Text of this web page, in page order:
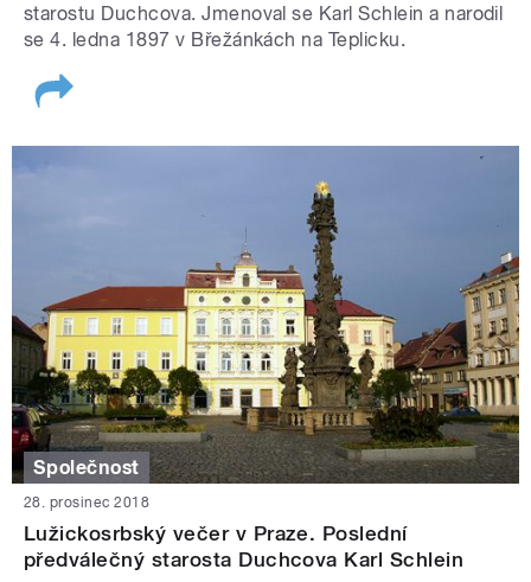
starostu Duchcova. Jmenoval se Karl Schlein a narodil
se 4. ledna 1897 v Břežánkách na Teplicku.
Společnost
28. prosinec 2018
Lužickosrbský večer v Praze. Poslední
předválečný starosta Duchcova Karl Schlein